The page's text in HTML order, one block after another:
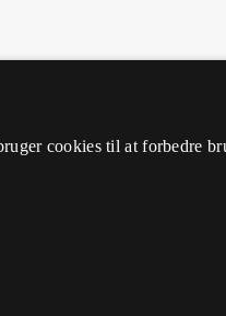
cookies til at forbedre